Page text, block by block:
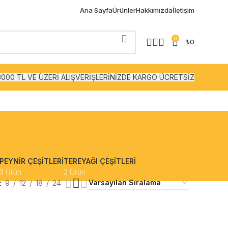
Ana SayfaÜrünlerHakkımızdaİletişim
0 ₺0
TL VE ÜZERİ ALIŞVERİŞLERİNİZDE KARGO ÜCRETSİZ
PEYNIR ÇEŞITLERI
3 Ürün
TEREYAĞI ÇEŞITLERI
2 Ürün
9 12 18 24